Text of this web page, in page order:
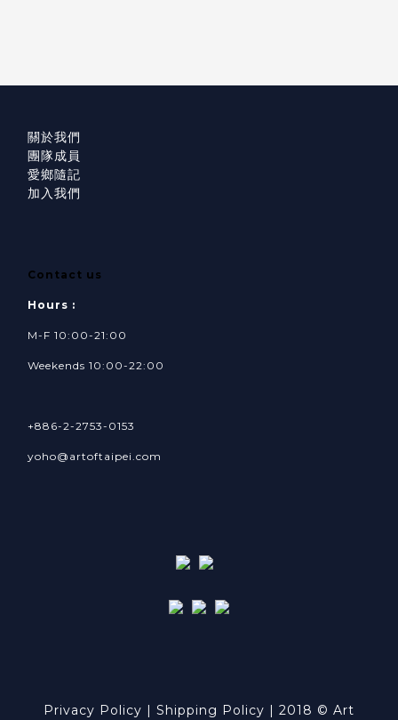
關於我們
團隊成員
愛鄉隨記
加入我們
Contact us
Hours :
M-F 10:00-21:00
Weekends 10:00-22:00
+886-2-2753-0153
yoho@artoftaipei.com
Privacy Policy Shipping Policy | 2018 © Art